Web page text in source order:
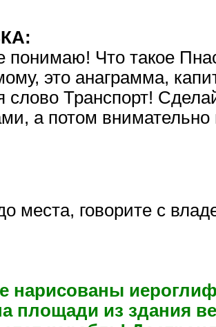
понимаю! Что такое
это анаграмма,
слово Транспорт!
а потом внимательно
места, говорите с
нарисованы
площади из здания